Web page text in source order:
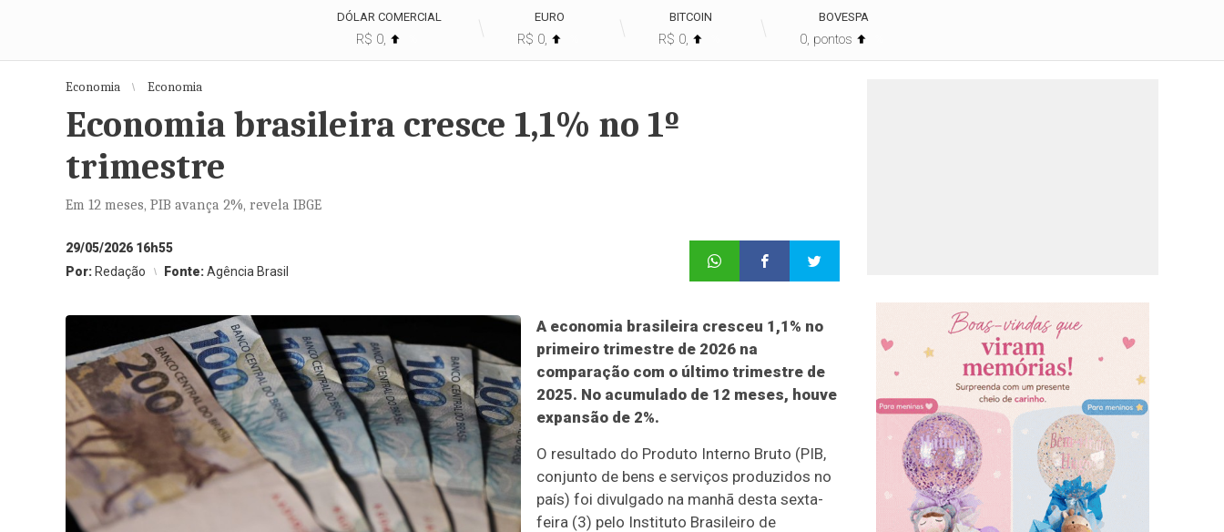
DÓLAR COMERCIAL
R$ 0,
EURO
R$ 0,
BITCOIN
R$ 0,
BOVESPA
0, pontos
Economia Economia
Economia brasileira cresce 1,1% no 1º
trimestre
Em 12 meses, PIB avança 2%, revela IBGE
29/05/2026 16h55
Por: Redação Fonte:Agência Brasil
A economia brasileira cresceu 1,1% no
primeiro trimestre de 2026 na
comparação com o último trimestre de
2025. No acumulado de 12 meses, houve
expansão de 2%.
O resultado do Produto Interno Bruto (PIB,
conjunto de bens e serviços produzidos no
país) foi divulgado na manhã desta sexta-
feira (3) pelo Instituto Brasileiro de